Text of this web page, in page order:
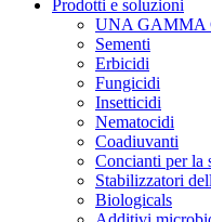
Prodotti e soluzioni
UNA GAMMA
Sementi
Erbicidi
Fungicidi
Insetticidi
Nematocidi
Coadiuvanti
Concianti per la
Stabilizzatori
Biologicals